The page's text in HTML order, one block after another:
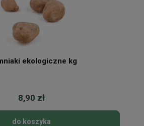
ekologiczne kg
8,90 zł
do koszyka